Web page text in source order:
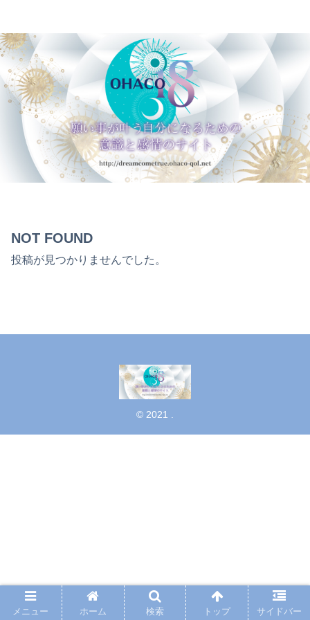
NOT FOUND
投稿が見つかりませんでした。
© 2021 .
メニュー ホーム 検索 トップ サイドバー